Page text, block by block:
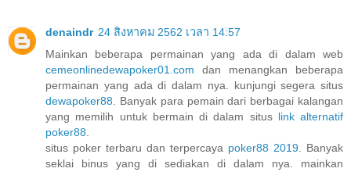
denaindr 24 สิงหาคม 2562 เวลา 14:57
Mainkan beberapa permainan yang ada di dalam web
cemeonlinedewapoker01.com dan menangkan beberapa
permainan yang ada di dalam nya. kunjungi segera situs
dewapoker88 . Banyak para pemain dari berbagai kalangan
yang memilih untuk bermain di dalam situs link alternatif
poker88
situs poker terbaru dan terpercaya poker88 2019 . Banyak
seklai binus yang di sediakan di dalam nya. mainkan